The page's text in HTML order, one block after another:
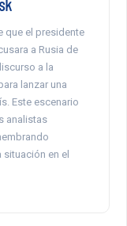
que el presidente
a Rusia de
a la
lanzar una
Este escenario
analistas
en el